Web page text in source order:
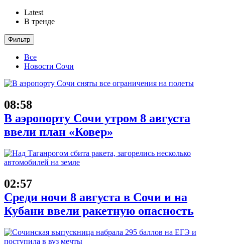
Latest
В тренде
Фильтр
Все
Новости Сочи
08:58
В аэропорту Сочи утром 8 августа
ввели план «Ковер»
02:57
Среди ночи 8 августа в Сочи и на
Кубани ввели ракетную опасность